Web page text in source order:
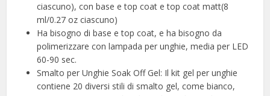
ciascuno), con base e top coat e top coat matt(8
ml/0.27 oz ciascuno)
Ha bisogno di base e top coat, e ha bisogno da
polimerizzare con lampada per unghie, media per LED
60-90 sec.
Smalto per Unghie Soak Off Gel: Il kit gel per unghie
contiene 20 diversi stili di smalto gel, come bianco,